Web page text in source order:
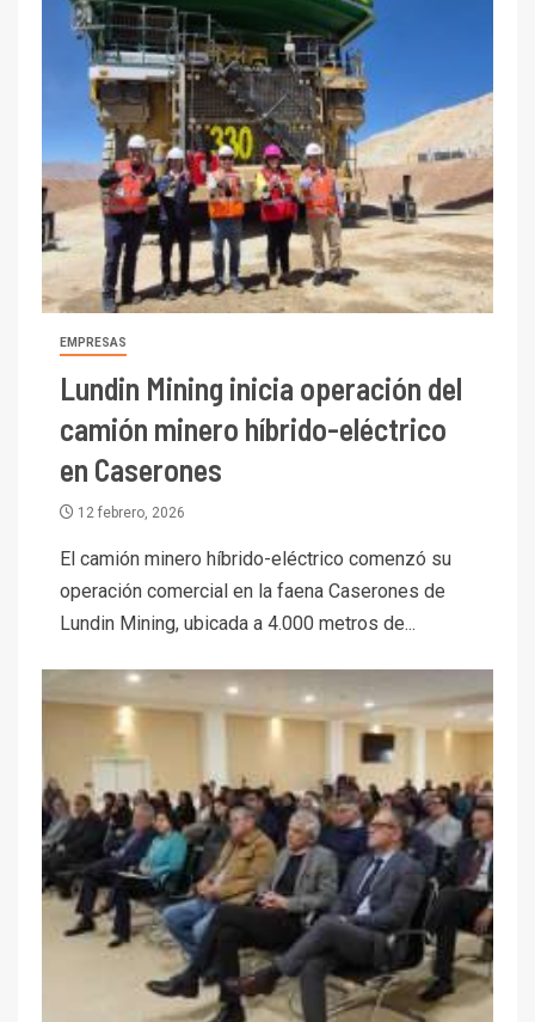
EMPRESAS
Lundin Mining inicia operación del
camión minero híbrido-eléctrico
en Caserones
12 febrero, 2026
El camión minero híbrido-eléctrico comenzó su
operación comercial en la faena Caserones de
Lundin Mining, ubicada a 4.000 metros de...